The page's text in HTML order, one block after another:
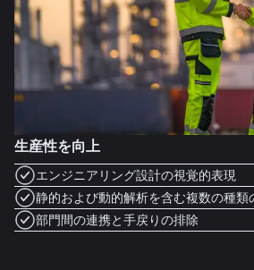
生産性を向上
エンジニアリング設計の視覚的表現
静的および動的解析を含む複数の種類
部門間の連携と手戻りの排除